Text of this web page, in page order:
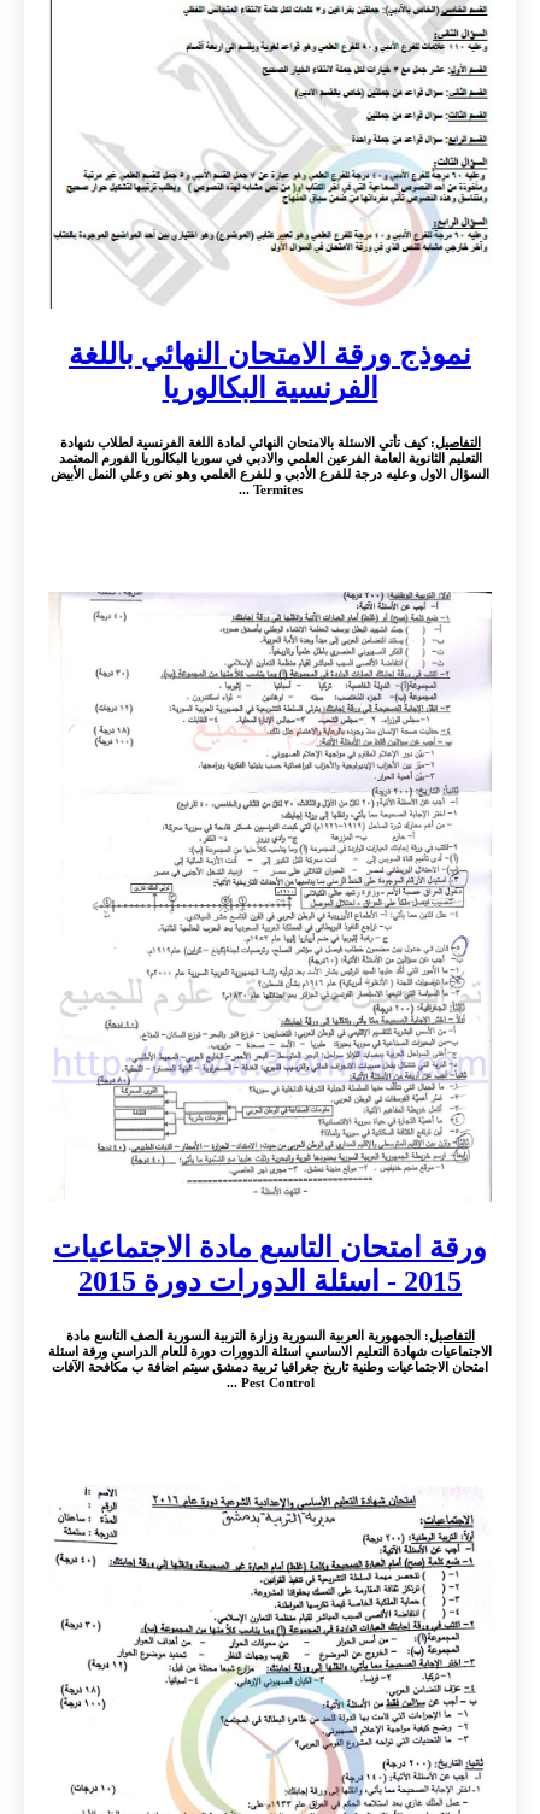
نموذج ورقة الامتحان النهائي باللغة
الفرنسية البكالوريا
التفاصيل: كيف تأتي الاسئلة بالامتحان النهائي لمادة اللغة الفرنسية لطلاب شهادة
التعليم الثانوية العامة الفرعين العلمي والادبي في سوريا البكالوريا الفورم المعتمد
السؤال الاول وعليه درجة للفرع الأدبي و للفرع العلمي وهو نص وعلي النمل الأبيض
Termites ...
ورقة امتحان التاسع مادة الاجتماعيات
2015 - اسئلة الدورات دورة 2015
التفاصيل: الجمهورية العربية السورية وزارة التربية السورية الصف التاسع مادة
الاجتماعيات شهادة التعليم الاساسي اسئلة الدوورات دورة للعام الدراسي ورقة اسئلة
امتحان الاجتماعيات وطنية تاريخ جغرافيا تربية دمشق سيتم اضافة ب مكافحة الآفات
Pest Control ...